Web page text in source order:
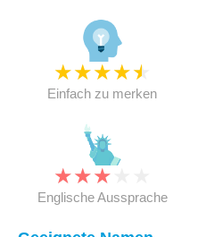
★★★★★
Einfach zu merken
★★★
Englische Aussprache